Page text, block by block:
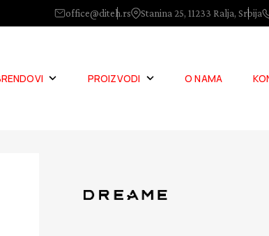
office@diteh.rs Stanina 25, 11233 Ralja, Srbija
PROIZVODI O NAMA